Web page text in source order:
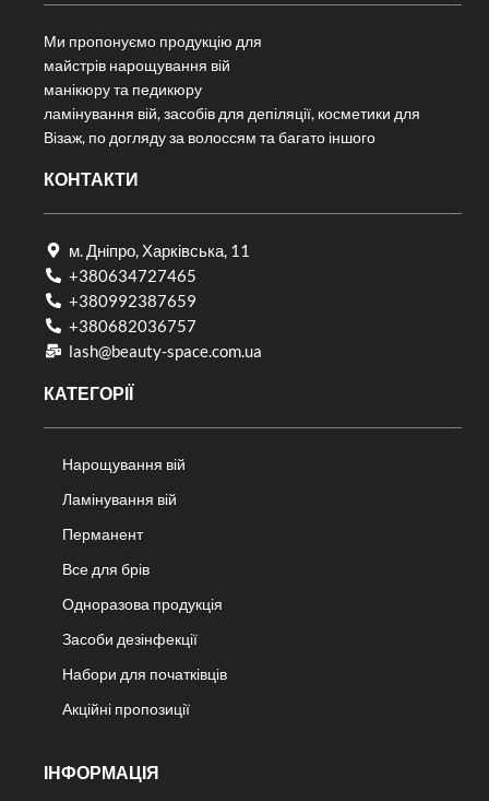
Ми пропонуємо продукцію для
майстрів нарощування вій
манікюру та педикюру
ламінування вій, засобів для депіляції, косметики для
Візаж, по догляду за волоссям та багато іншого
КОНТАКТИ
м. Дніпро, Харківська, 11
+380634727465
+380992387659
+380682036757​
lash@beauty-space.com.ua
КАТЕГОРІЇ
Нарощування вій
Ламінування вій
Перманент
Все для брів
Одноразова продукція
Засоби дезінфекції
Набори для початківців
Акційні пропозиції
ІНФОРМАЦІЯ